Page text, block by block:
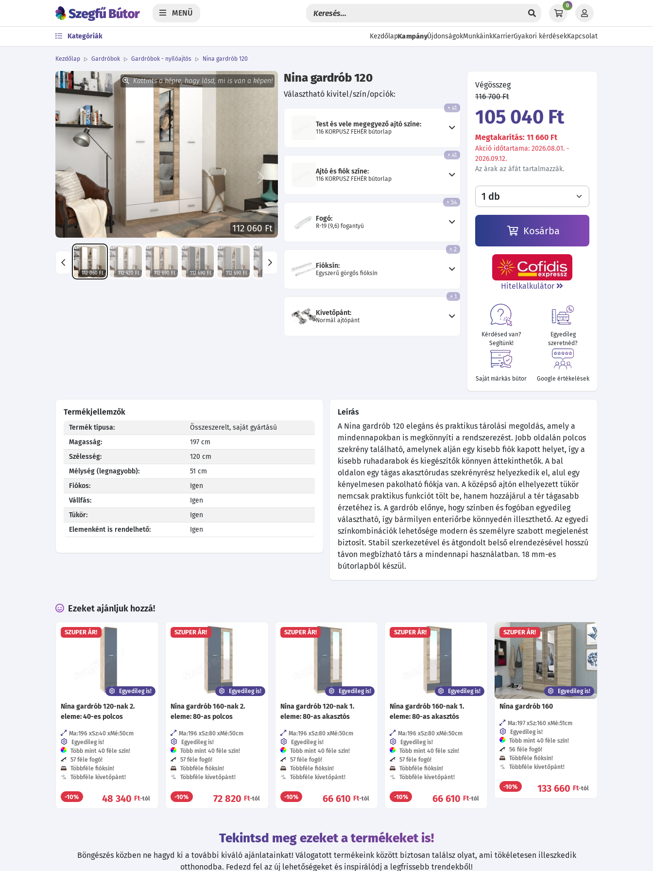
MENÜ
0
Kategóriák KezdőlapKampányÚjdonságokMunkáinkKarrierGyakori kérdésekKapcsolat
Kezdőlap Gardróbok Gardróbok - nyílóajtós Nina gardrób 120
Kattints a képre, hogy lásd, mi is van a képen!
112 060 Ft
Előző Következő
112 060 Ft 112 420 Ft 112 690 Ft 112 690 Ft 112 690 Ft 108 910 Ft 107 380 Ft 108 460 Ft
Nina gardrób 120
Választható kivitel/szín/opciók:
Test és vele megegyező ajtó színe:
116 KORPUSZ FEHÉR bútorlap
+ 41
Ajtó és fiók színe:
116 KORPUSZ FEHÉR bútorlap
+ 41
Fogó:
R-19 (9,6) fogantyú
+ 54
Fióksín:
Egyszerű görgős fióksín
+ 2
Kivetőpánt:
Normál ajtópánt
+ 1
Végösszeg
116 700 Ft
105 040 Ft
Megtakarítás: 11 660 Ft
Akció időtartama: 2026.08.01. -
2026.09.12.
Az árak az áfát tartalmazzák.
Kosárba
Hitelkalkulátor
Kérdésed van?
Segítünk!
Egyedileg
szeretnéd?
Saját márkás bútor Google értékelések
Termékjellemzők
Termék típusa:
Összeszerelt, saját gyártású
Magasság:
197 cm
Szélesség:
120 cm
Mélység (legnagyobb):
51 cm
Fiókos:
Igen
Vállfás:
Igen
Tükör:
Igen
Elemenként is rendelhető:
Igen
Leírás
A Nina gardrób 120 elegáns és praktikus tárolási megoldás, amely a
mindennapokban is megkönnyíti a rendszerezést. Jobb oldalán polcos
szekrény található, amelynek alján egy kisebb fiók kapott helyet, így a
kisebb ruhadarabok és kiegészítők könnyen áttekinthetők. A bal
oldalon egy tágas akasztórudas szekrényrész helyezkedik el, alul egy
kényelmesen pakolható fiókja van. A középső ajtón elhelyezett tükör
nemcsak praktikus funkciót tölt be, hanem hozzájárul a tér tágasabb
érzetéhez is. A gardrób előnye, hogy színben és fogóban egyedileg
választható, így bármilyen enteriőrbe könnyedén illeszthető. Az egyedi
színkombinációk lehetősége modern és személyre szabott megjelenést
biztosít. Stabil szerkezetével és átgondolt belső elrendezésével hosszú
távon megbízható társ a mindennapi használatban. 18 mm-es
bútorlapból készül.
Ezeket ajánljuk hozzá!
SZUPER ÁR!
Egyedileg is!
Nina gardrób 120-nak 2.
eleme: 40-es polcos
Ma:196 Sz:40 Mé:50cm
Egyedileg is!
Több mint 40 féle szín!
57 féle fogó!
Többféle fióksín!
Többféle kivetőpánt!
-10% 48 340 Ft-tól
SZUPER ÁR!
Egyedileg is!
Nina gardrób 160-nak 2.
eleme: 80-as polcos
Ma:196 Sz:80 Mé:50cm
Egyedileg is!
Több mint 40 féle szín!
57 féle fogó!
Többféle fióksín!
Többféle kivetőpánt!
-10% 72 820 Ft-tól
SZUPER ÁR!
Egyedileg is!
Nina gardrób 120-nak 1.
eleme: 80-as akasztós
Ma:196 Sz:80 Mé:50cm
Egyedileg is!
Több mint 40 féle szín!
57 féle fogó!
Többféle fióksín!
Többféle kivetőpánt!
-10% 66 610 Ft-tól
SZUPER ÁR!
Egyedileg is!
Nina gardrób 160-nak 1.
eleme: 80-as akasztós
Ma:196 Sz:80 Mé:50cm
Egyedileg is!
Több mint 40 féle szín!
57 féle fogó!
Többféle fióksín!
Többféle kivetőpánt!
-10% 66 610 Ft-tól
SZUPER ÁR!
Egyedileg is!
Nina gardrób 160
Ma:197 Sz:160 Mé:51cm
Egyedileg is!
Több mint 40 féle szín!
56 féle fogó!
Többféle fióksín!
Többféle kivetőpánt!
-10% 133 660 Ft-tól
Tekintsd meg ezeket a termékeket is!
Böngészés közben ne hagyd ki a további kiváló ajánlatainkat! Válogatott termékeink között biztosan találsz olyat, ami tökéletesen illeszkedik
otthonodba. Fedezd fel az új lehetőségeket és inspirálódj a legfrissebb trendekből!